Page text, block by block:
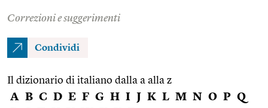
Correzioni e suggerimenti
Condividi
Il dizionario di italiano dalla a alla z
A B C D E F G H I J K L M N O P Q